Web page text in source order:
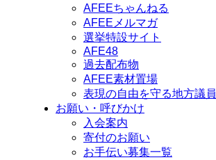
AFEEちゃんねる
AFEEメルマガ
選挙特設サイト
AFE48
過去配布物
AFEE素材置場
表現の自由を守る地方議員
お願い・呼びかけ
入会案内
寄付のお願い
お手伝い募集一覧